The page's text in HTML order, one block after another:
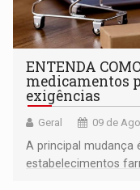
ENTENDA
medicamentos
exigências
Geral 09 de
A principal mudança
estabelecimentos